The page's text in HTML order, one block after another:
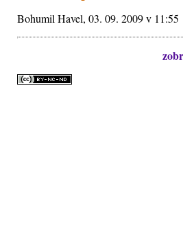
Bohumil Havel, 03. 09. 2009 v 11:55